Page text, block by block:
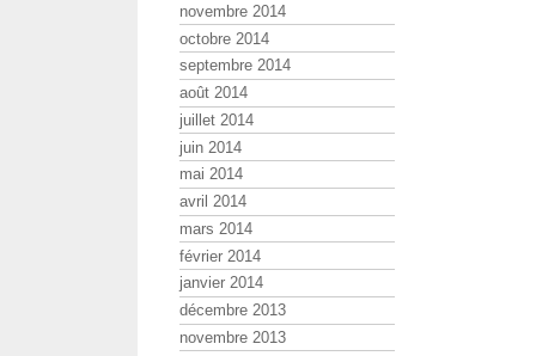
novembre 2014
octobre 2014
septembre 2014
août 2014
juillet 2014
juin 2014
mai 2014
avril 2014
mars 2014
février 2014
janvier 2014
décembre 2013
novembre 2013